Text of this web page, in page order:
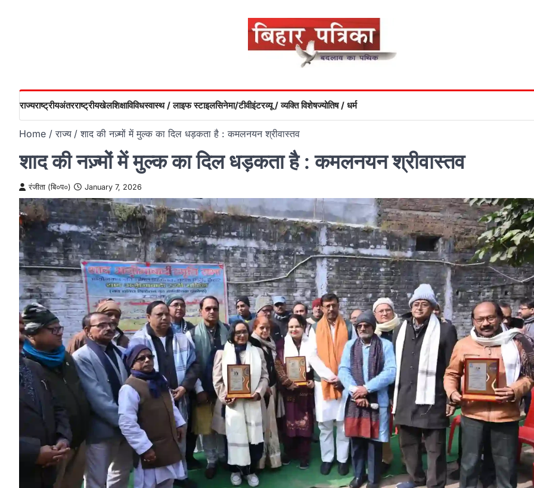
राज्यराष्ट्रीयअंतरराष्ट्रीयखेलशिक्षाविविधस्वास्थ / लाइफ स्टाइलसिनेमा/टीवीइंटरव्यू / व्यक्ति विशेषज्योतिष / धर्म
Home राज्य शाद की नज़्मों में मुल्क का दिल धड़कता है : कमलनयन श्रीवास्तव
शाद की नज़्मों में मुल्क का दिल धड़कता है : कमलनयन श्रीवास्तव
रंजीता (बि०प०) January 7, 2026